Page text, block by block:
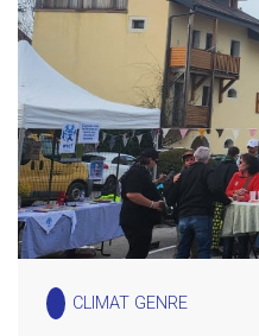
CLIMAT GENRE